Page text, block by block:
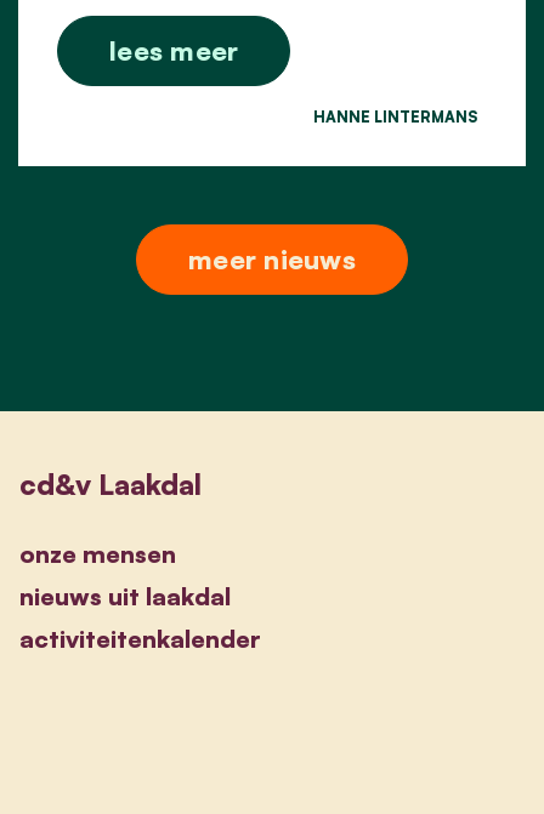
lees meer
HANNE LINTERMANS
meer nieuws
cd&v Laakdal
onze mensen
nieuws uit laakdal
activiteitenkalender